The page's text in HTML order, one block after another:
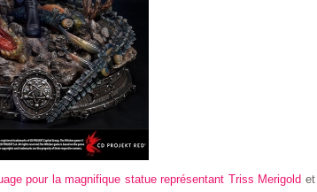
pour la magnifique statue représentant Triss Merigold et